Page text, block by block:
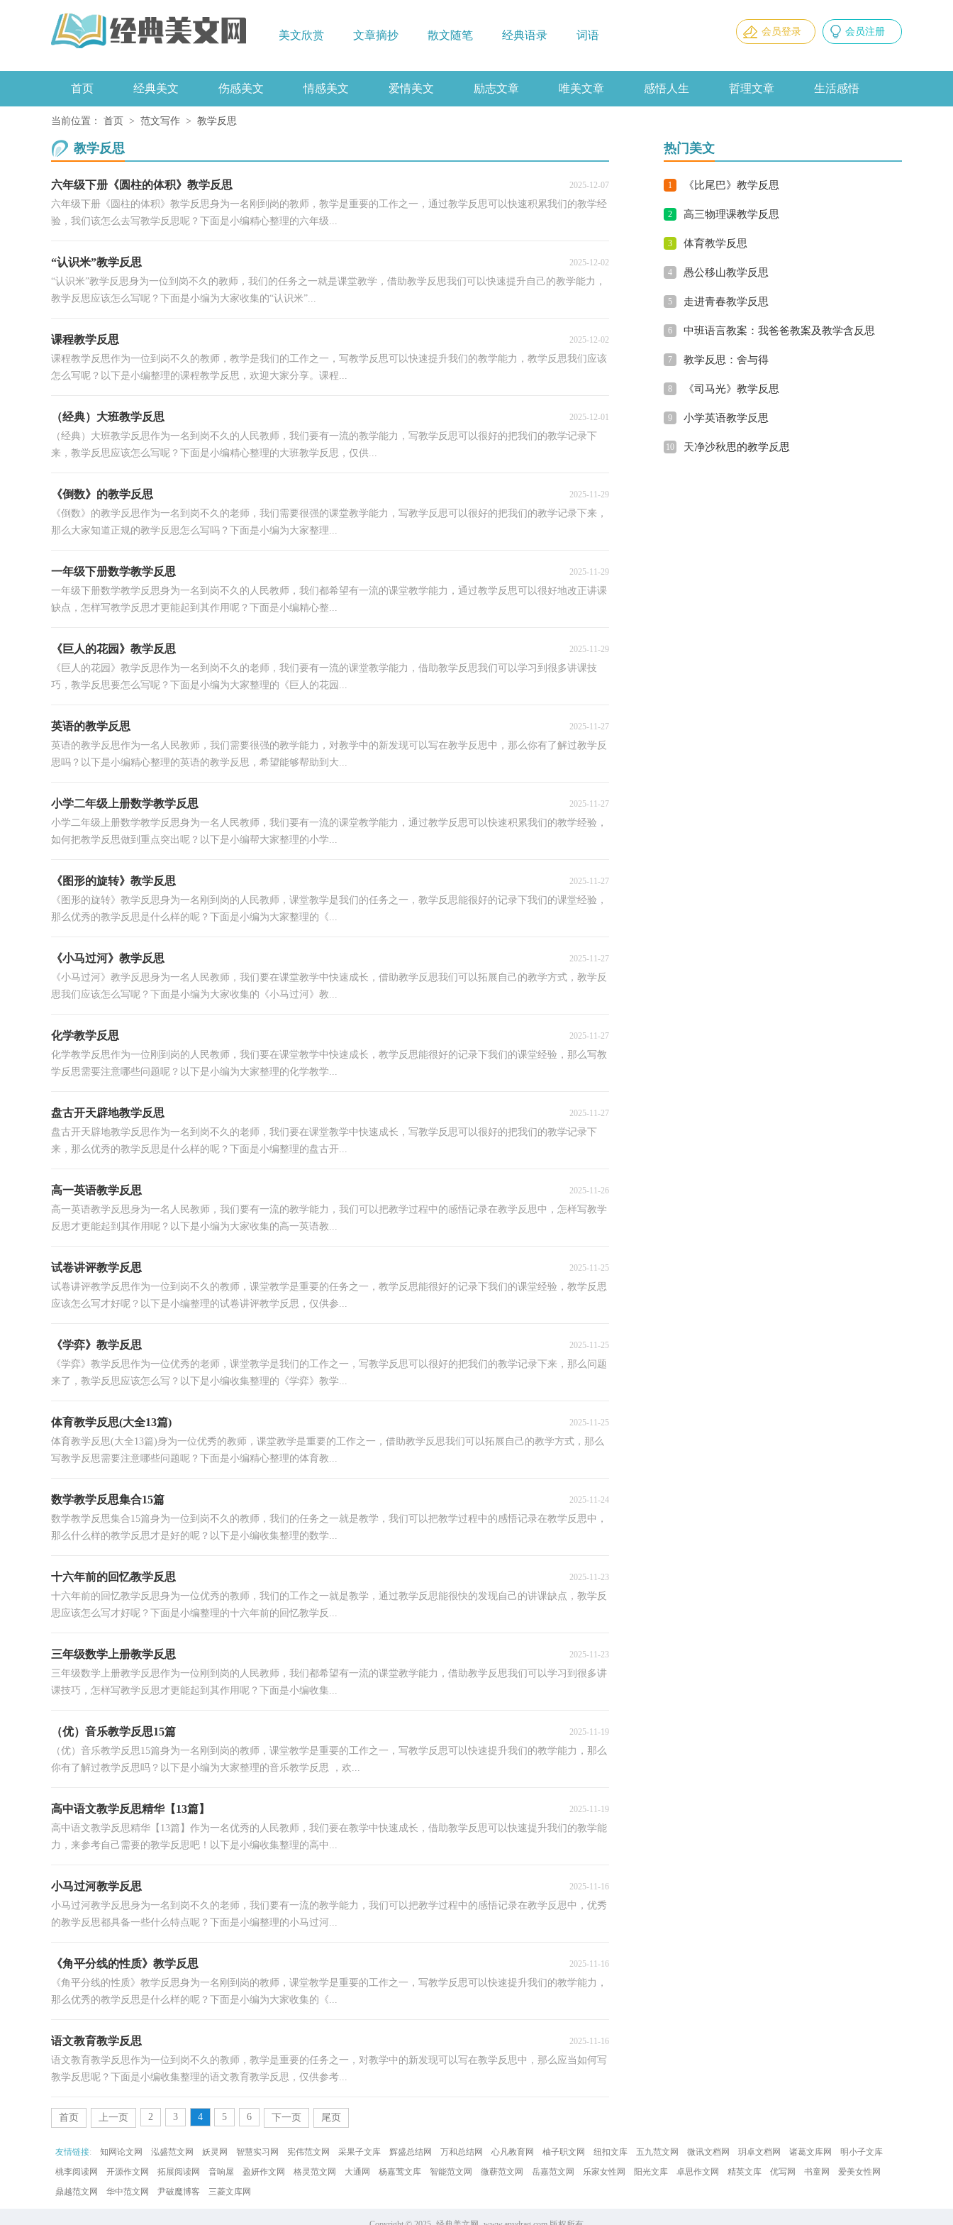
美文欣赏 文章摘抄 散文随笔 经典语录 词语
造句
会员登录 会员注册
首页 经典美文 伤感美文 情感美文 爱情美文 励志文章 唯美文章 感悟人生 哲理文章 生活感悟
当前位置： 首页 > 范文写作 > 教学反思
教学反思
六年级下册《圆柱的体积》教学反思 2025-12-07
六年级下册《圆柱的体积》教学反思身为一名刚到岗的教师，教学是重要的工作之一，通过教学反思可以快速积累我们的教学经
验，我们该怎么去写教学反思呢？下面是小编精心整理的六年级...
“认识米”教学反思 2025-12-02
“认识米”教学反思身为一位到岗不久的教师，我们的任务之一就是课堂教学，借助教学反思我们可以快速提升自己的教学能力，
教学反思应该怎么写呢？下面是小编为大家收集的“认识米”...
课程教学反思 2025-12-02
课程教学反思作为一位到岗不久的教师，教学是我们的工作之一，写教学反思可以快速提升我们的教学能力，教学反思我们应该
怎么写呢？以下是小编整理的课程教学反思，欢迎大家分享。课程...
（经典）大班教学反思 2025-12-01
（经典）大班教学反思作为一名到岗不久的人民教师，我们要有一流的教学能力，写教学反思可以很好的把我们的教学记录下
来，教学反思应该怎么写呢？下面是小编精心整理的大班教学反思，仅供...
《倒数》的教学反思 2025-11-29
《倒数》的教学反思作为一名到岗不久的老师，我们需要很强的课堂教学能力，写教学反思可以很好的把我们的教学记录下来，
那么大家知道正规的教学反思怎么写吗？下面是小编为大家整理...
一年级下册数学教学反思 2025-11-29
一年级下册数学教学反思身为一名到岗不久的人民教师，我们都希望有一流的课堂教学能力，通过教学反思可以很好地改正讲课
缺点，怎样写教学反思才更能起到其作用呢？下面是小编精心整...
《巨人的花园》教学反思 2025-11-29
《巨人的花园》教学反思作为一名到岗不久的老师，我们要有一流的课堂教学能力，借助教学反思我们可以学习到很多讲课技
巧，教学反思要怎么写呢？下面是小编为大家整理的《巨人的花园...
英语的教学反思 2025-11-27
英语的教学反思作为一名人民教师，我们需要很强的教学能力，对教学中的新发现可以写在教学反思中，那么你有了解过教学反
思吗？以下是小编精心整理的英语的教学反思，希望能够帮助到大...
小学二年级上册数学教学反思 2025-11-27
小学二年级上册数学教学反思身为一名人民教师，我们要有一流的课堂教学能力，通过教学反思可以快速积累我们的教学经验，
如何把教学反思做到重点突出呢？以下是小编帮大家整理的小学...
《图形的旋转》教学反思 2025-11-27
《图形的旋转》教学反思身为一名刚到岗的人民教师，课堂教学是我们的任务之一，教学反思能很好的记录下我们的课堂经验，
那么优秀的教学反思是什么样的呢？下面是小编为大家整理的《...
《小马过河》教学反思 2025-11-27
《小马过河》教学反思身为一名人民教师，我们要在课堂教学中快速成长，借助教学反思我们可以拓展自己的教学方式，教学反
思我们应该怎么写呢？下面是小编为大家收集的《小马过河》教...
化学教学反思 2025-11-27
化学教学反思作为一位刚到岗的人民教师，我们要在课堂教学中快速成长，教学反思能很好的记录下我们的课堂经验，那么写教
学反思需要注意哪些问题呢？以下是小编为大家整理的化学教学...
盘古开天辟地教学反思 2025-11-27
盘古开天辟地教学反思作为一名到岗不久的老师，我们要在课堂教学中快速成长，写教学反思可以很好的把我们的教学记录下
来，那么优秀的教学反思是什么样的呢？下面是小编整理的盘古开...
高一英语教学反思 2025-11-26
高一英语教学反思身为一名人民教师，我们要有一流的教学能力，我们可以把教学过程中的感悟记录在教学反思中，怎样写教学
反思才更能起到其作用呢？以下是小编为大家收集的高一英语教...
试卷讲评教学反思 2025-11-25
试卷讲评教学反思作为一位到岗不久的教师，课堂教学是重要的任务之一，教学反思能很好的记录下我们的课堂经验，教学反思
应该怎么写才好呢？以下是小编整理的试卷讲评教学反思，仅供参...
《学弈》教学反思 2025-11-25
《学弈》教学反思作为一位优秀的老师，课堂教学是我们的工作之一，写教学反思可以很好的把我们的教学记录下来，那么问题
来了，教学反思应该怎么写？以下是小编收集整理的《学弈》教学...
体育教学反思(大全13篇) 2025-11-25
体育教学反思(大全13篇)身为一位优秀的教师，课堂教学是重要的工作之一，借助教学反思我们可以拓展自己的教学方式，那么
写教学反思需要注意哪些问题呢？下面是小编精心整理的体育教...
数学教学反思集合15篇 2025-11-24
数学教学反思集合15篇身为一位到岗不久的教师，我们的任务之一就是教学，我们可以把教学过程中的感悟记录在教学反思中，
那么什么样的教学反思才是好的呢？以下是小编收集整理的数学...
十六年前的回忆教学反思 2025-11-23
十六年前的回忆教学反思身为一位优秀的教师，我们的工作之一就是教学，通过教学反思能很快的发现自己的讲课缺点，教学反
思应该怎么写才好呢？下面是小编整理的十六年前的回忆教学反...
三年级数学上册教学反思 2025-11-23
三年级数学上册教学反思作为一位刚到岗的人民教师，我们都希望有一流的课堂教学能力，借助教学反思我们可以学习到很多讲
课技巧，怎样写教学反思才更能起到其作用呢？下面是小编收集...
（优）音乐教学反思15篇 2025-11-19
（优）音乐教学反思15篇身为一名刚到岗的教师，课堂教学是重要的工作之一，写教学反思可以快速提升我们的教学能力，那么
你有了解过教学反思吗？以下是小编为大家整理的音乐教学反思 ，欢...
高中语文教学反思精华【13篇】 2025-11-19
高中语文教学反思精华【13篇】作为一名优秀的人民教师，我们要在教学中快速成长，借助教学反思可以快速提升我们的教学能
力，来参考自己需要的教学反思吧！以下是小编收集整理的高中...
小马过河教学反思 2025-11-16
小马过河教学反思身为一名到岗不久的老师，我们要有一流的教学能力，我们可以把教学过程中的感悟记录在教学反思中，优秀
的教学反思都具备一些什么特点呢？下面是小编整理的小马过河...
《角平分线的性质》教学反思 2025-11-16
《角平分线的性质》教学反思身为一名刚到岗的教师，课堂教学是重要的工作之一，写教学反思可以快速提升我们的教学能力，
那么优秀的教学反思是什么样的呢？下面是小编为大家收集的《...
语文教育教学反思 2025-11-16
语文教育教学反思作为一位到岗不久的教师，教学是重要的任务之一，对教学中的新发现可以写在教学反思中，那么应当如何写
教学反思呢？下面是小编收集整理的语文教育教学反思，仅供参考...
首页 上一页 2 3 4 5 6 下一页 尾页
热门美文
1 《比尾巴》教学反思
2 高三物理课教学反思
3 体育教学反思
4 愚公移山教学反思
5 走进青春教学反思
6 中班语言教案：我爸爸教案及教学含反思
7 教学反思：舍与得
8 《司马光》教学反思
9 小学英语教学反思
10 天净沙秋思的教学反思
友情链接: 知网论文网 泓盛范文网 妖灵网 智慧实习网 宪伟范文网 采果子文库 辉盛总结网 万和总结网 心凡教育网 柚子职文网 纽扣文库 五九范文网 微讯文档网 玥卓文档网 诸葛文库网
明小子文库
桃李阅读网
开源作文网 拓展阅读网 音响屋 盈妍作文网 格灵范文网 大通网 杨嘉莺文库 智能范文网 微蕲范文网 岳嘉范文网 乐家女性网 阳光文库 卓思作文网 精英文库 优写网 书童网
爱美女性网
鼎越范文网
华中范文网 尹破魔博客 三菱文库网